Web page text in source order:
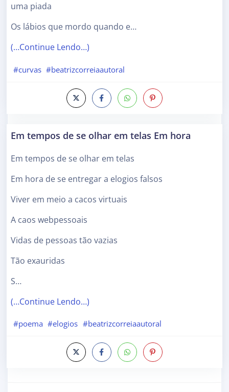
uma piada
Os lábios que mordo quando e…
(…Continue Lendo…)
#curvas #beatrizcorreiaautoral
Em tempos de se olhar em telas Em hora
Em tempos de se olhar em telas
Em hora de se entregar a elogios falsos
Viver em meio a cacos virtuais
A caos webpessoais
Vidas de pessoas tão vazias
Tão exauridas
S…
(…Continue Lendo…)
#poema #elogios #beatrizcorreiaautoral